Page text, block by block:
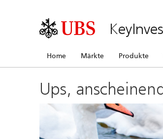
Home Märkte Produkte
Ups,